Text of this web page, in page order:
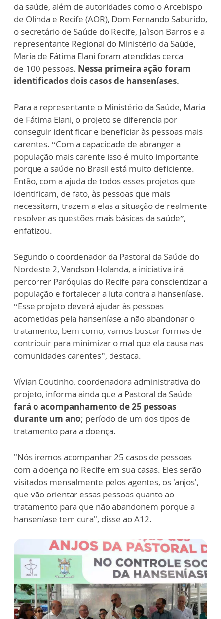
da saúde, além de autoridades como o Arcebispo
de Olinda e Recife (AOR), Dom Fernando Saburido,
o secretário de Saúde do Recife, Jaílson Barros e a
representante Regional do Ministério da Saúde,
Maria de Fátima Elani foram atendidas cerca
de 100 pessoas. Nessa primeira ação foram
identificados dois casos de hanseníases.
Para a representante o Ministério da Saúde, Maria
de Fátima Elani, o projeto se diferencia por
conseguir identificar e beneficiar às pessoas mais
carentes. “Com a capacidade de abranger a
população mais carente isso é muito importante
porque a saúde no Brasil está muito deficiente.
Então, com a ajuda de todos esses projetos que
identificam, de fato, às pessoas que mais
necessitam, trazem a elas a situação de realmente
resolver as questões mais básicas da saúde”,
enfatizou.
Segundo o coordenador da Pastoral da Saúde do
Nordeste 2, Vandson Holanda, a iniciativa irá
percorrer Paróquias do Recife para conscientizar a
população e fortalecer a luta contra a hanseníase.
“Esse projeto deverá ajudar às pessoas
acometidas pela hanseníase a não abandonar o
tratamento, bem como, vamos buscar formas de
contribuir para minimizar o mal que ela causa nas
comunidades carentes”, destaca.
Vívian Coutinho, coordenadora administrativa do
projeto, informa ainda que a Pastoral da Saúde
fará o acompanhamento de 25 pessoas
durante um ano; período de um dos tipos de
tratamento para a doença.
"Nós iremos acompanhar 25 casos de pessoas
com a doença no Recife em sua casas. Eles serão
visitados mensalmente pelos agentes, os 'anjos',
que vão orientar essas pessoas quanto ao
tratamento para que não abandonem porque a
hanseníase tem cura", disse ao A12.